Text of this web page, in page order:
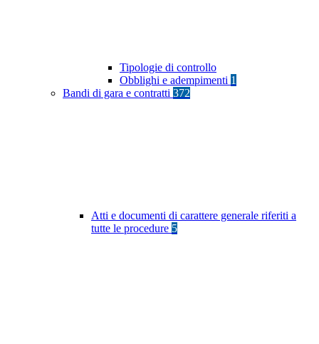
Tipologie di controllo
Obblighi e adempimenti 1
Bandi di gara e contratti 372
Atti e documenti di carattere generale riferiti a
tutte le procedure 5